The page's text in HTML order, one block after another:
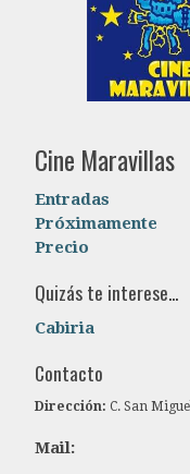
Cine Maravillas
Entradas
Próximamente
Precio
Quizás te interese...
Cabiria
Contacto
Dirección: C. San
Mail: